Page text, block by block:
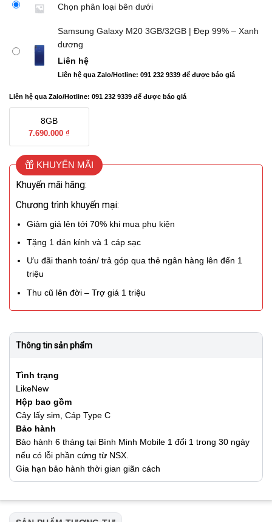
trên
giá
Chọn phân loại bên dưới
Samsung Galaxy M20 3GB/32GB | Đẹp 99% – Xanh
dương
Liên hệ
Liên hệ qua Zalo/Hotline: 091 232 9339 để được báo giá
Liên hệ qua Zalo/Hotline: 091 232 9339 để được báo giá
8GB
7.690.000 ₫
KHUYẾN MÃI
Khuyến mãi hãng:
Chương trình khuyến mại:
Giảm giá lên tới 70% khi mua phụ kiện
Tặng 1 dán kính và 1 cáp sạc
Ưu đãi thanh toán/ trả góp qua thẻ ngân hàng lên đến 1
triệu
Thu cũ lên đời – Trợ giá 1 triệu
Thông tin sản phẩm
Tình trạng
LikeNew
Hộp bao gồm
Cây lấy sim, Cáp Type C
Bảo hành
Bảo hành 6 tháng tại Bình Minh Mobile 1 đổi 1 trong 30 ngày
nếu có lỗi phần cứng từ NSX.
Gia hạn bảo hành thời gian giãn cách